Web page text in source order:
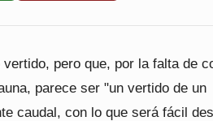
pero que, por la falta de
parece ser "un vertido de un
caudal, con lo que será fácil